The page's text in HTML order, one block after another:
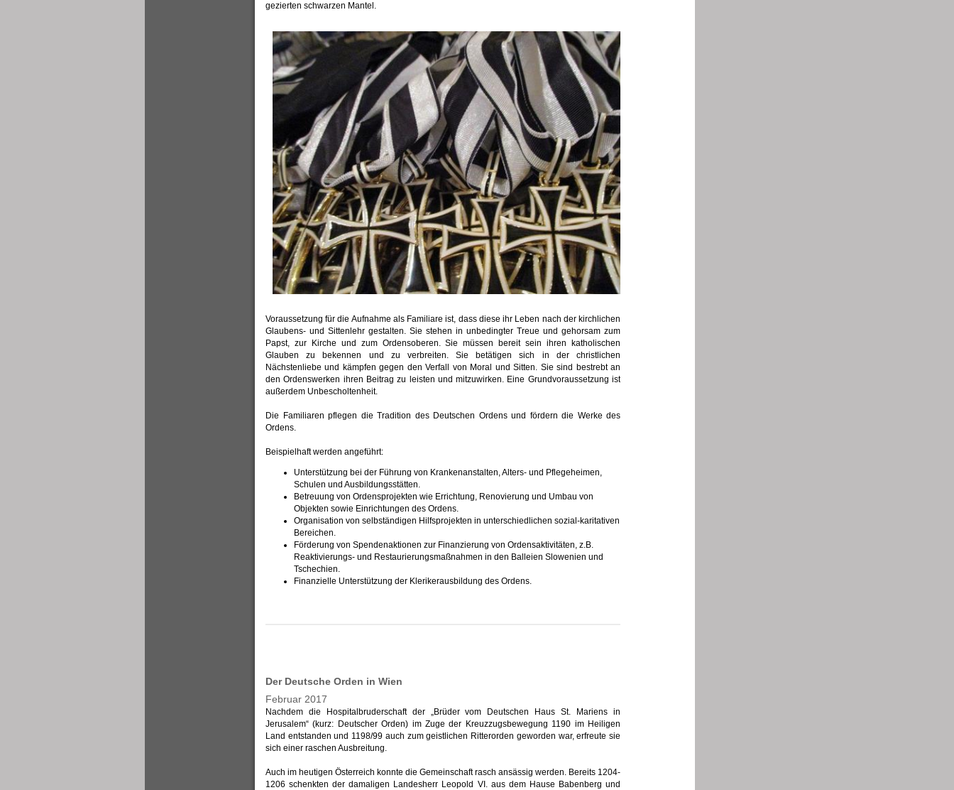
gezierten schwarzen Mantel.
Voraussetzung für die Aufnahme als Familiare ist, dass diese ihr Leben nach der kirchlichen
Glaubens- und Sittenlehr gestalten. Sie stehen in unbedingter Treue und gehorsam zum
Papst, zur Kirche und zum Ordensoberen. Sie müssen bereit sein ihren katholischen
Glauben zu bekennen und zu verbreiten. Sie betätigen sich in der christlichen
Nächstenliebe und kämpfen gegen den Verfall von Moral und Sitten. Sie sind bestrebt an
den Ordenswerken ihren Beitrag zu leisten und mitzuwirken. Eine Grundvoraussetzung ist
außerdem Unbescholtenheit.
Die Familiaren pflegen die Tradition des Deutschen Ordens und fördern die Werke des
Ordens.
Beispielhaft werden angeführt:
Unterstützung bei der Führung von Krankenanstalten, Alters- und Pflegeheimen,
Schulen und Ausbildungsstätten.
Betreuung von Ordensprojekten wie Errichtung, Renovierung und Umbau von
Objekten sowie Einrichtungen des Ordens.
Organisation von selbständigen Hilfsprojekten in unterschiedlichen sozial-karitativen
Bereichen.
Förderung von Spendenaktionen zur Finanzierung von Ordensaktivitäten, z.B.
Reaktivierungs- und Restaurierungsmaßnahmen in den Balleien Slowenien und
Tschechien.
Finanzielle Unterstützung der Klerikerausbildung des Ordens.
Der Deutsche Orden in Wien
Februar 2017
Nachdem die Hospitalbruderschaft der „Brüder vom Deutschen Haus St. Mariens in
Jerusalem“ (kurz: Deutscher Orden) im Zuge der Kreuzzugsbewegung 1190 im Heiligen
Land entstanden und 1198/99 auch zum geistlichen Ritterorden geworden war, erfreute sie
sich einer raschen Ausbreitung.
Auch im heutigen Österreich konnte die Gemeinschaft rasch ansässig werden. Bereits 1204-
1206 schenkten der damaligen Landesherr Leopold VI. aus dem Hause Babenberg und